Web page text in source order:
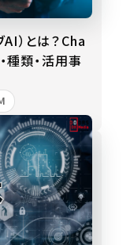
）とは？Cha
種類・活用事